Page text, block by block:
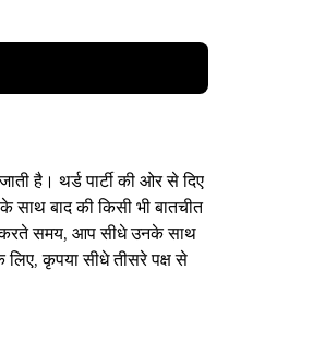
है। थर्ड पार्टी की ओर से दिए
साथ बाद की किसी भी बातचीत
करते समय, आप सीधे उनके साथ
कृपया सीधे तीसरे पक्ष से